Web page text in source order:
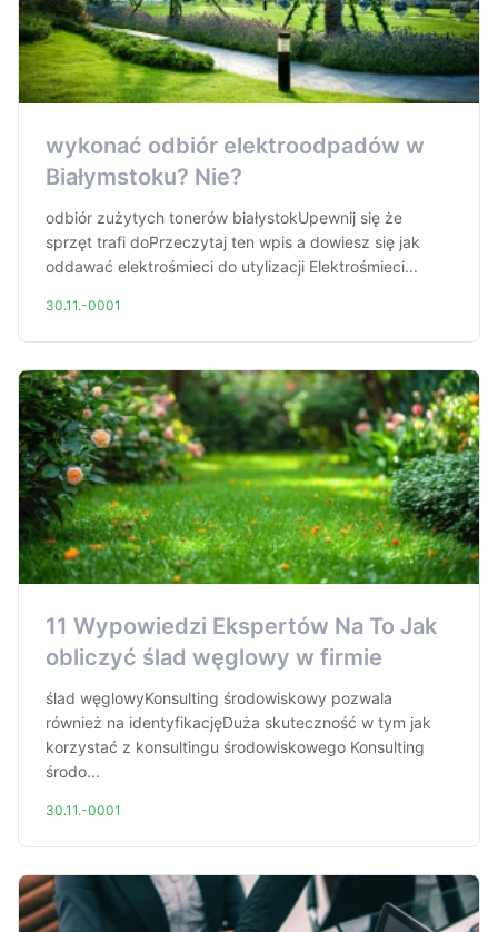
wykonać odbiór elektroodpadów w
Białymstoku? Nie?
odbiór zużytych tonerów białystokUpewnij się że
sprzęt trafi doPrzeczytaj ten wpis a dowiesz się jak
oddawać elektrośmieci do utylizacji Elektrośmieci...
30.11.-0001
11 Wypowiedzi Ekspertów Na To Jak
obliczyć ślad węglowy w firmie
ślad węglowyKonsulting środowiskowy pozwala
również na identyfikacjęDuża skuteczność w tym jak
korzystać z konsultingu środowiskowego Konsulting
środo...
30.11.-0001